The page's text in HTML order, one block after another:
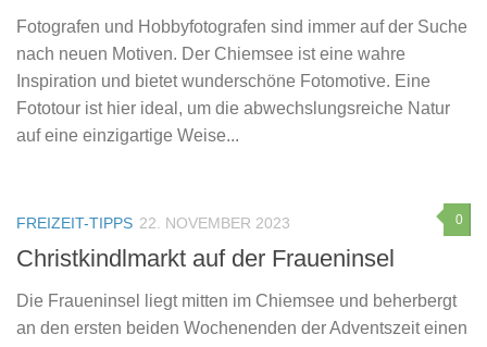
Fotografen und Hobbyfotografen sind immer auf der Suche
nach neuen Motiven. Der Chiemsee ist eine wahre
Inspiration und bietet wunderschöne Fotomotive. Eine
Fototour ist hier ideal, um die abwechslungsreiche Natur
auf eine einzigartige Weise...
0
FREIZEIT-TIPPS 22. NOVEMBER 2023
Christkindlmarkt auf der Fraueninsel
Die Fraueninsel liegt mitten im Chiemsee und beherbergt
an den ersten beiden Wochenenden der Adventszeit einen